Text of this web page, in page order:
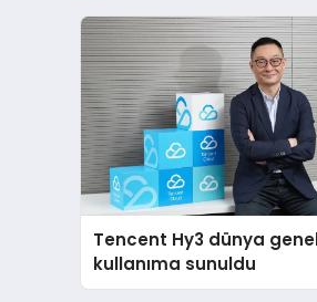
Tencent Hy3 dünya
kullanıma sunuldu